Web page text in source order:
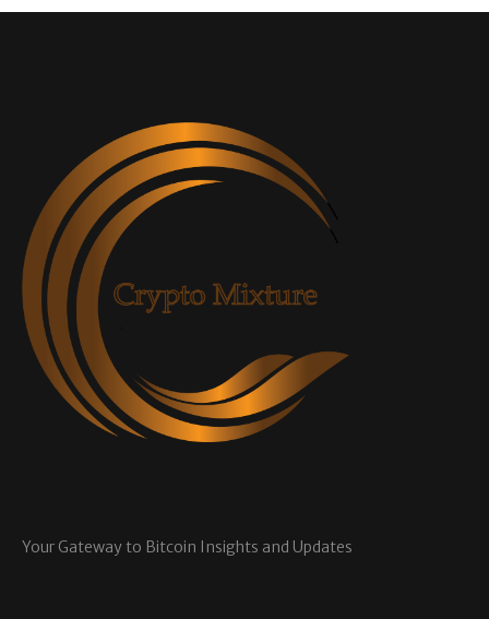
Your Gateway to Bitcoin Insights and Updates